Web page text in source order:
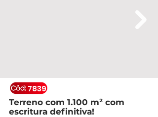
7839
Terreno com 1.100 m² com
escritura definitiva!